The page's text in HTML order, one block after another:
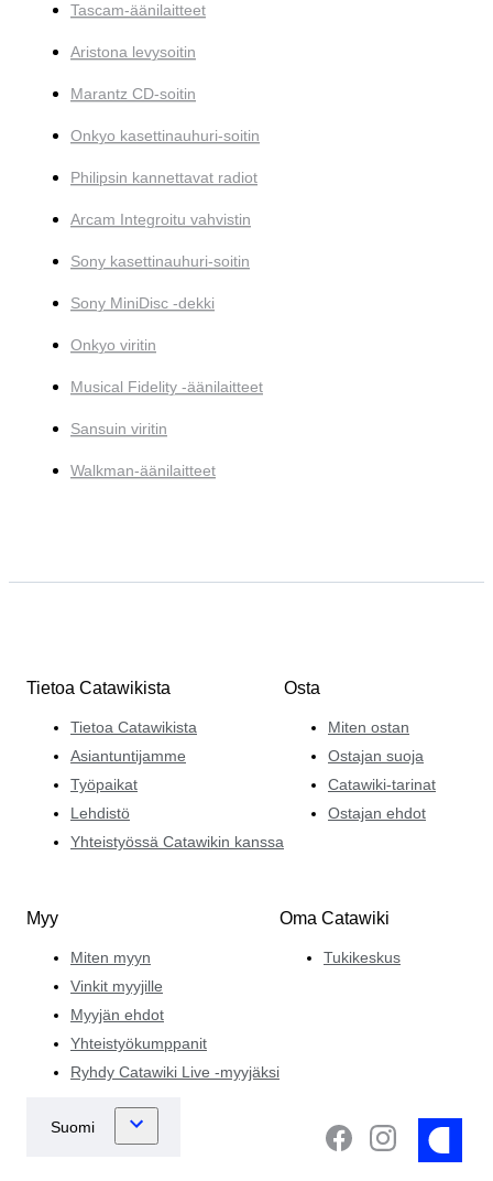
Tascam-äänilaitteet
Aristona levysoitin
Marantz CD-soitin
Onkyo kasettinauhuri-soitin
Philipsin kannettavat radiot
Arcam Integroitu vahvistin
Sony kasettinauhuri-soitin
Sony MiniDisc -dekki
Onkyo viritin
Musical Fidelity -äänilaitteet
Sansuin viritin
Walkman-äänilaitteet
Tietoa Catawikista
Tietoa Catawikista
Asiantuntijamme
Työpaikat
Lehdistö
Yhteistyössä Catawikin kanssa
Osta
Miten ostan
Ostajan suoja
Catawiki-tarinat
Ostajan ehdot
Myy
Miten myyn
Vinkit myyjille
Myyjän ehdot
Yhteistyökumppanit
Ryhdy Catawiki Live -myyjäksi
Oma Catawiki
Tukikeskus